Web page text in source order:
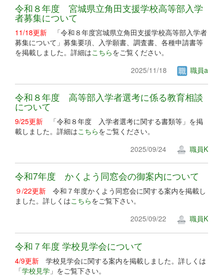
令和８年度 宮城県立角田支援学校高等部入学
者募集について
11/18更新 「令和８年度宮城県立角田支援学校高等部入学者
募集について」募集要項、入学願書、調査書、各種申請書等
を掲載しました。詳細はこちらをご覧ください。
2025/11/18
職員a
令和８年度 高等部入学者選考に係る教育相談
について
9/25更新 「令和８年度 入学者選考に関する書類等」を掲
載しました。詳細はこちらをご覧ください。
2025/09/24
職員K
令和7年度 かくよう同窓会の御案内について
９/22更新 令和７年度かくよう同窓会に関する案内を掲載し
ました。詳しくはこちらをご覧下さい。
2025/09/22
職員K
令和７年度 学校見学会について
4/9更新 学校見学会に関する案内を掲載しました。詳しくは
「学校見学 」をご覧下さい。